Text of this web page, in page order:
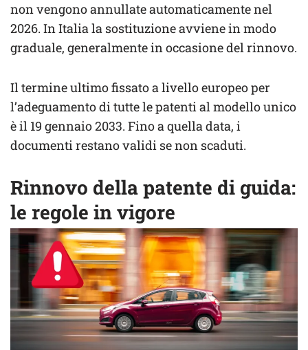
non vengono annullate automaticamente nel
2026. In Italia la sostituzione avviene in modo
graduale, generalmente in occasione del rinnovo.
Il termine ultimo fissato a livello europeo per
l’adeguamento di tutte le patenti al modello unico
è il 19 gennaio 2033. Fino a quella data, i
documenti restano validi se non scaduti.
Rinnovo della patente di guida:
le regole in vigore